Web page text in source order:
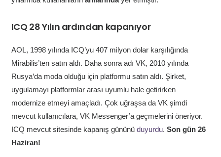
ICQ 28 Yılın ardından kapanıyor
AOL, 1998 yılında ICQ’yu 407 milyon dolar karşılığında
Mirabilis’ten satın aldı. Daha sonra adı VK, 2010 yılında
Rusya’da moda olduğu için platformu satın aldı. Şirket,
uygulamayı platformlar arası uyumlu hale getirirken
modernize etmeyi amaçladı. Çok uğraşsa da VK şimdi
mevcut kullanıcılara, VK Messenger’a geçmelerini öneriyor.
ICQ mevcut sitesinde kapanış gününü duyurdu. Son gün 26
Haziran!